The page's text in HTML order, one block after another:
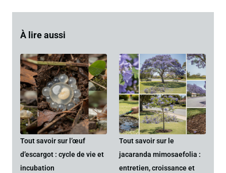
À lire aussi
Tout savoir sur l’œuf
d’escargot : cycle de vie et
incubation
Tout savoir sur le
jacaranda mimosaefolia :
entretien, croissance et